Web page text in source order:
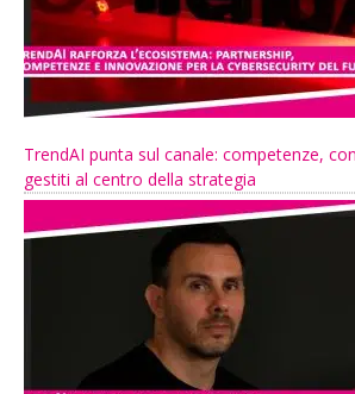
TrendAI punta sul canale: competenze,
gestiti al centro della strategia